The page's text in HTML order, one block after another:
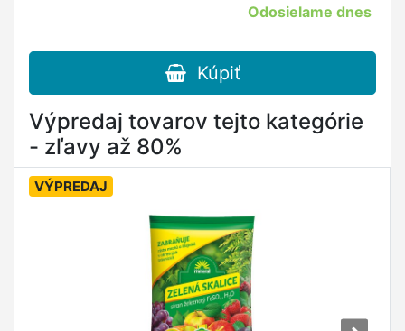
Odosielame dnes
Kúpiť
Výpredaj tovarov tejto kategórie
- zľavy až 80%
VÝPREDAJ